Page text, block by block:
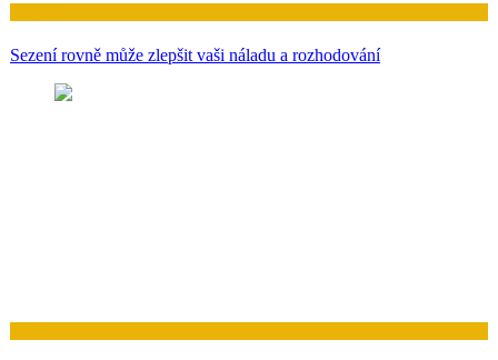
Sezení rovně může zlepšit vaši náladu a rozhodování